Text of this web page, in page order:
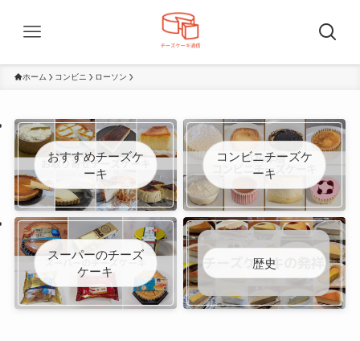
ホーム コンビニ ローソン
おすすめチーズケ
ーキ
コンビニチーズケ
ーキ
スーパーのチーズ
ケーキ
歴史